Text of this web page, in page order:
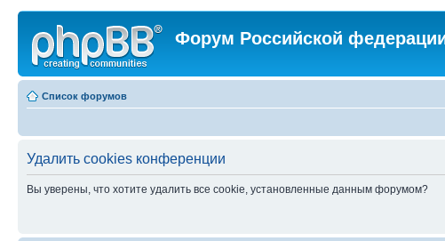
Форум Российской
Список форумов
Удалить cookies конференции
Вы уверены, что хотите удалить все cookie, установленные данным форумом?